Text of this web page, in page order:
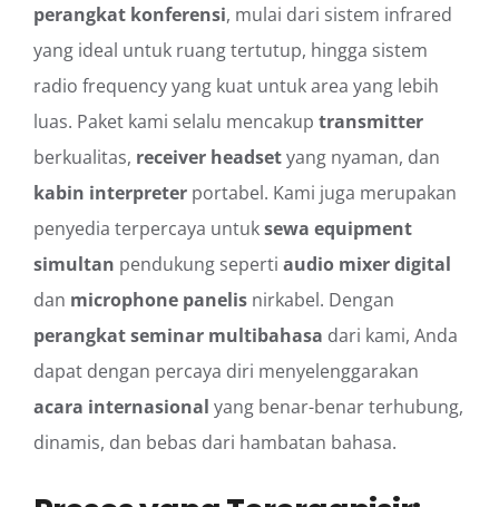
perangkat konferensi, mulai dari sistem infrared
yang ideal untuk ruang tertutup, hingga sistem
radio frequency yang kuat untuk area yang lebih
luas. Paket kami selalu mencakup transmitter
berkualitas, receiver headsetyang nyaman, dan
kabin interpreter portabel. Kami juga merupakan
penyedia terpercaya untuksewa equipment
simultan pendukung seperti audio mixer digital
dan microphone panelis nirkabel. Dengan
perangkat seminar multibahasa dari kami, Anda
dapat dengan percaya diri menyelenggarakan
acara internasional yang benar-benar terhubung,
dinamis, dan bebas dari hambatan bahasa.